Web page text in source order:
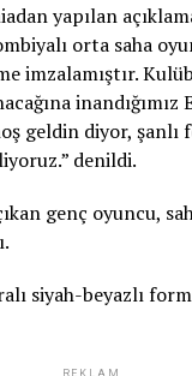
yapılan
orta saha
imzalamıştır.
inandığımız
geldin diyor, şanlı
denildi.
genç oyuncu,
siyah-beyazlı
REKLAM